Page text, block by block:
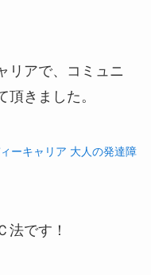
リアで、コミュニ
きました。
ーキャリア 大人の発達障
法です！